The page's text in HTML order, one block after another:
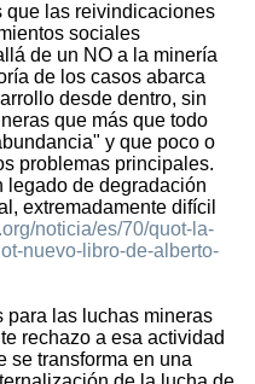
que las reivindicaciones
sociales
de un NO a la minería
de los casos abarca
desde dentro, sin
que más que todo
y que poco o
problemas principales.
legado de degradación
extremadamente difícil
noticia/es/70/quot-la-
nuevo-libro-de-alberto-
para las luchas mineras
rechazo a esa actividad
se transforma en una